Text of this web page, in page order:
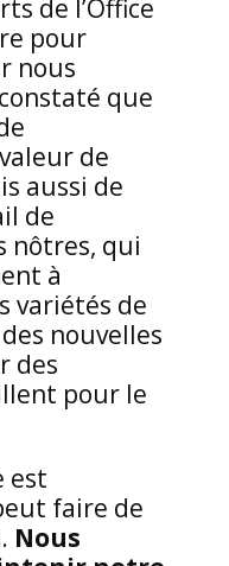
de l’Office
pour
nous
que
de
aussi de
de
nôtres, qui
à
variétés de
nouvelles
des
pour le
est
faire de
Nous